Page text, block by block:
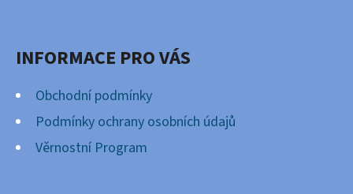
INFORMACE PRO VÁS
Obchodní podmínky
Podmínky ochrany osobních údajů
Věrnostní Program